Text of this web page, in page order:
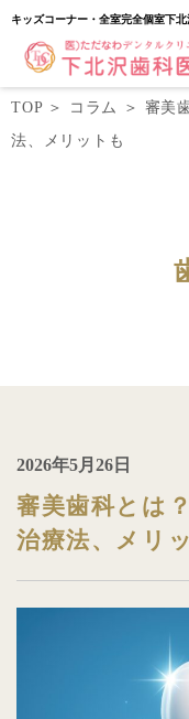
キッズコーナー・全室完全個室下
TOP＞ コラム ＞ 審美
法、メリットも
2026年5月26日
審美歯科とは
治療法、メリ